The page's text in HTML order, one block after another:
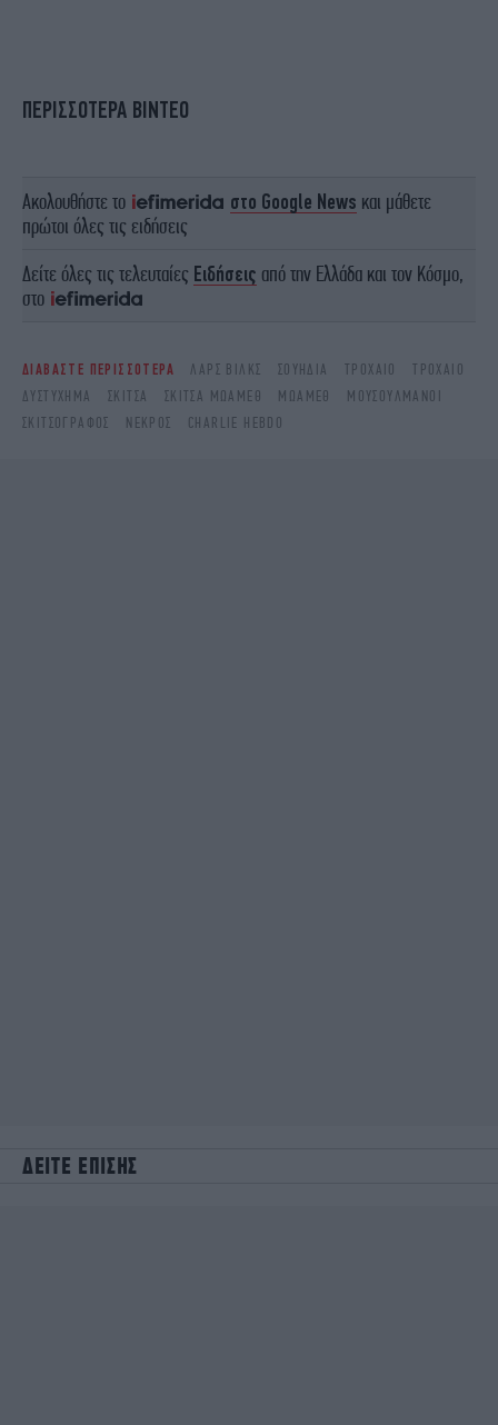
ΠΕΡΙΣΣΟΤΕΡΑ ΒΙΝΤΕΟ
Ακολουθήστε το στο Google News και μάθετε
πρώτοι όλες τις ειδήσεις
Δείτε όλες τις τελευταίες Ειδήσεις από την Ελλάδα και τον Κόσμο,
στο
ΔΙΑΒΑΣΤΕ ΠΕΡΙΣΣΟΤΕΡΑ ΛΑΡΣ ΒΙΛΚΣ ΣΟΥΗΔΊΑ ΤΡΟΧΑΊΟ
ΤΡΟΧΑΊΟ
ΔΥΣΤΎΧΗΜΑ
ΣΚΊΤΣΑ ΣΚΊΤΣΑ ΜΩΆΜΕΘ ΜΩΆΜΕΘ
ΜΟΥΣΟΥΛΜΆΝΟΙ
ΣΚΙΤΣΟΓΡΆΦΟΣ
ΝΕΚΡΌΣ CHARLIE HEBDO
ΔΕΙΤΕ ΕΠΙΣΗΣ